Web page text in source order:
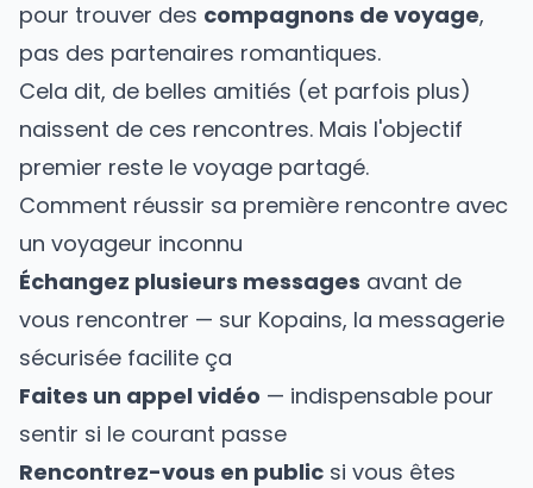
pour trouver des compagnons de voyage,
pas des partenaires romantiques.
Cela dit, de belles amitiés (et parfois plus)
naissent de ces rencontres. Mais l'objectif
premier reste le voyage partagé.
Comment réussir sa première rencontre avec
un voyageur inconnu
Échangez plusieurs messages avant de
vous rencontrer — sur Kopains, la messagerie
sécurisée facilite ça
Faites un appel vidéo — indispensable pour
sentir si le courant passe
Rencontrez-vous en public si vous êtes